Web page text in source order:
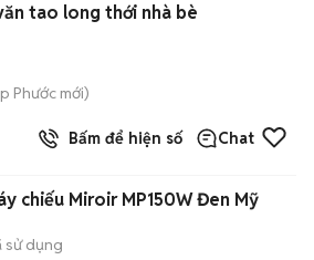
tao long thới nhà bè
Phước mới)
Bấm để hiện số Chat
chiếu Miroir MP150W Đen Mỹ
sử dụng